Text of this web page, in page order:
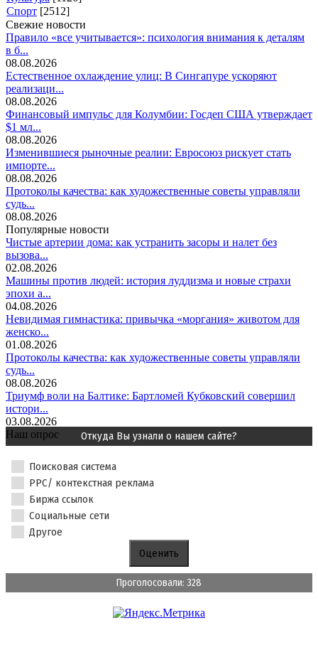
Спорт [2512]
Свежие новости
Правило «все учитывается»: психология внимания к деталям
в б...
08.08.2026
Естественное охлаждение улиц: В Сингапуре ускоряют
реализаци...
08.08.2026
Финансовый импульс для Колумбии: Госдеп США утверждает
$1 мл...
08.08.2026
Изменившиеся рыночные реалии: Евросоюз рискует стать
импорте...
08.08.2026
Протоколы качества: как художественные советы управляли
судь...
08.08.2026
Популярные новости
Чистые артерии дома: как устранить засоры и налет без
вызова...
02.08.2026
Машины против людей: история луддизма и новые страхи
эпохи а...
04.08.2026
Невидимая гимнастика: привычка «моргания» животом для
женско...
01.08.2026
Протоколы качества: как художественные советы управляли
судь...
08.08.2026
Триумф воли на Балтике: Бартломей Кубковский совершил
истори...
03.08.2026
Наш опрос
Откуда Вы узнали о нашем сайте?
Поисковая система
PPC/ контекстная реклама
Биржа ссылок
Социальные сети
Другое
Проголосовали: 328